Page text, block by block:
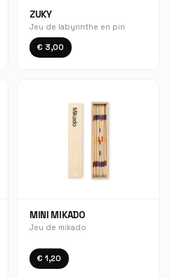
ZUKY
Jeu de labyrinthe en pin
€ 3,00
MINI MIKADO
Jeu de mikado
€ 1,20